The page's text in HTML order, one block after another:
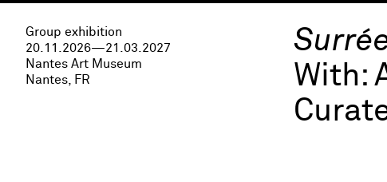
With:
Group exhibition
20.11.2026—21.03.2027
Nantes Art Museum
Nantes, FR